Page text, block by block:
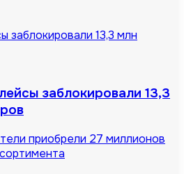
заблокировали 13,3 млн
заблокировали 13,3
приобрели 27 миллионов